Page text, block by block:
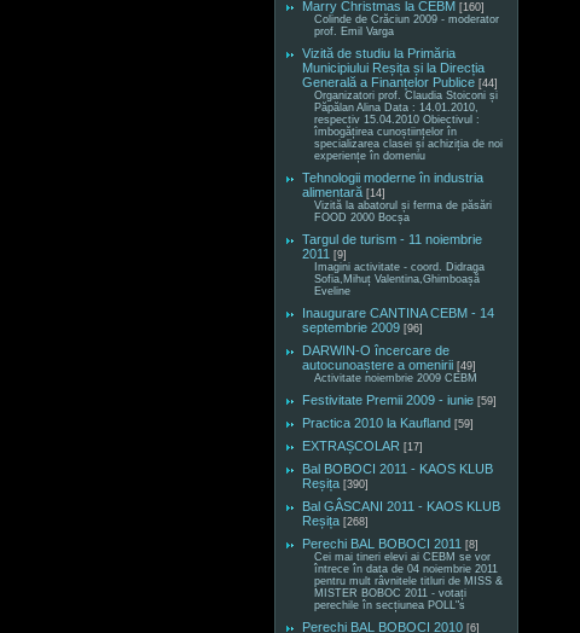
Marry Christmas la CEBM [160]
Colinde de Crăciun 2009 - moderator
prof. Emil Varga
Vizită de studiu la Primăria
Municipiului Reșița și la Direcția
Generală a Finanțelor Publice [44]
Organizatori prof. Claudia Stoiconi și
Păpălan Alina Data : 14.01.2010,
respectiv 15.04.2010 Obiectivul :
îmbogățirea cunoștiințelor în
specializarea clasei și achiziția de noi
experiențe în domeniu
Tehnologii moderne în industria
alimentară [14]
Vizită la abatorul și ferma de păsări
FOOD 2000 Bocșa
Targul de turism - 11 noiembrie
2011 [9]
Imagini activitate - coord. Didraga
Sofia,Mihuț Valentina,Ghimboașă
Eveline
Inaugurare CANTINA CEBM - 14
septembrie 2009 [96]
DARWIN-O încercare de
autocunoaștere a omenirii [49]
Activitate noiembrie 2009 CEBM
Festivitate Premii 2009 - iunie [59]
Practica 2010 la Kaufland [59]
EXTRAȘCOLAR [17]
Bal BOBOCI 2011 - KAOS KLUB
Reșița [390]
Bal GÂSCANI 2011 - KAOS KLUB
Reșița [268]
Perechi BAL BOBOCI 2011 [8]
Cei mai tineri elevi ai CEBM se vor
întrece în data de 04 noiembrie 2011
pentru mult râvnitele titluri de MISS &
MISTER BOBOC 2011 - votați
perechile în secțiunea POLL"s
Perechi BAL BOBOCI 2010 [6]